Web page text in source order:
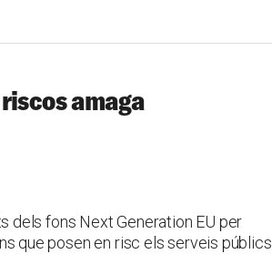
amaga
dels fons Next Generation EU per
que posen en risc els serveis públics